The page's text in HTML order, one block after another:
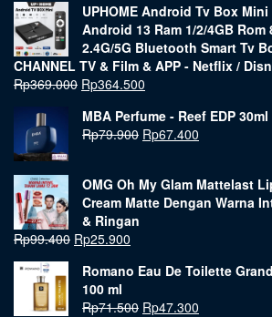
UPHOME Android Tv Box Mini
Android 13 Ram 1/2/4GB Rom
2.4G/5G Bluetooth Smart Tv
CHANNEL TV & Film & APP - Netflix /
Rp369.000 Rp364.500
MBA Perfume - Reef EDP 30ml
Rp79.900 Rp67.400
OMG Oh My Glam Mattelast
Cream Matte Dengan Warna
& Ringan
Rp99.400 Rp25.900
Romano Eau De Toilette
100 ml
Rp71.500 Rp47.300